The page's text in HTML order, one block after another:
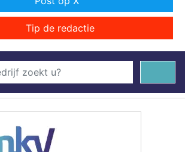
Tip de redactie